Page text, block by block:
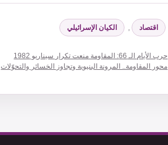
التصنيفات
اقتصاد الكيان الإسرائيلي
حرب الأيام الـ 66: المقاومة منعت تكرار سيناريو 1982
محور المقاومة.. المرونة البنيوية وتجاوز الخسائر والتحوّلات